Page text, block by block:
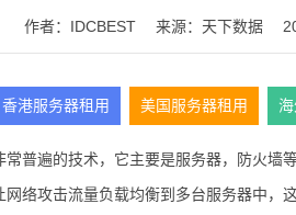
作者：IDCBEST 来源： 天下数据
香港服务器租用 美国服务器租用
普遍的技术，它主要是服务器，防火墙
络攻击流量负载均衡到多台服务器中